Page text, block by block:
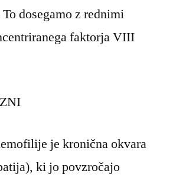
dosegamo z rednimi
faktorja VIII
je kronična okvara
ki jo povzročajo